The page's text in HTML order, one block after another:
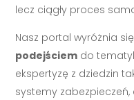
lecz ciągły proces
Nasz portal wyróżnia się
podejściem do
ekspertyzę z dziedzin
systemy